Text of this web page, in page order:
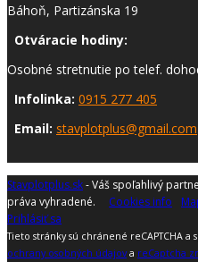
Báhoň, Partizánska 19
Otváracie hodiny:
Osobné stretnutie po telef.
Infolinka: 0915 277 405
Email: stavplotplus@gmail.com
Stavplotplus.sk​- Váš spoľahlivý
práva vyhradené.
Cookies info
Prihlásiť sa
Tieto stránky sú chránené reCAPTCHA a
ochrany osobných údajova reCaptcha